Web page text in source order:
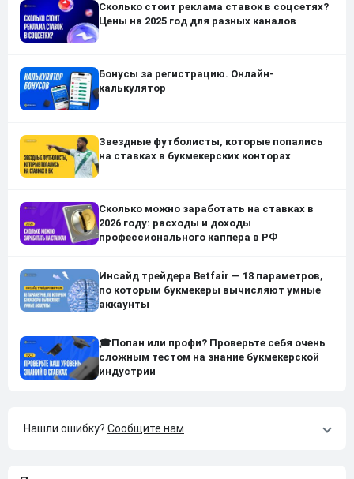
Сколько стоит реклама ставок в соцсетях?
Цены на 2025 год для разных каналов
Бонусы за регистрацию. Онлайн-
калькулятор
Звездные футболисты, которые попались
на ставках в букмекерских конторах
Сколько можно заработать на ставках в
2026 году: расходы и доходы
профессионального каппера в РФ
Инсайд трейдера Betfair — 18 параметров,
по которым букмекеры вычисляют умные
аккаунты
🎓Попан или профи? Проверьте себя очень
сложным тестом на знание букмекерской
индустрии
Нашли ошибку? Сообщите нам